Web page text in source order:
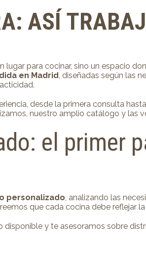
ASÍ
lugar para cocinar, sino un espacio
en Madrid, diseñadas según las
desde la primera consulta
nuestro amplio catálogo y las
el primer
personalizado, analizando las
que cada cocina debe reflejar
y te asesoramos sobre